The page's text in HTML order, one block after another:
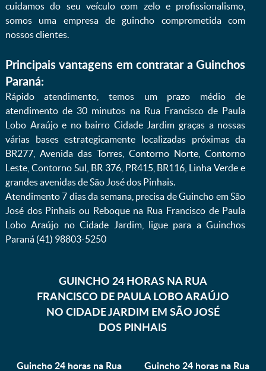
cuidamos do seu veículo com zelo e profissionalismo,
somos uma empresa de guincho comprometida com
nossos clientes.
Principais vantagens em contratar a Guinchos
Paraná:
Rápido atendimento, temos um prazo médio de
atendimento de 30 minutos na Rua Francisco de Paula
Lobo Araújo e no bairro Cidade Jardim graças a nossas
várias bases estrategicamente localizadas próximas da
BR277, Avenida das Torres, Contorno Norte, Contorno
Leste, Contorno Sul, BR 376, PR415, BR116, Linha Verde e
grandes avenidas de São José dos Pinhais.
Atendimento 7 dias da semana, precisa de Guincho em São
José dos Pinhais ou Reboque na Rua Francisco de Paula
Lobo Araújo no Cidade Jardim, ligue para a Guinchos
Paraná (41) 98803-5250
GUINCHO 24 HORAS NA RUA
FRANCISCO DE PAULA LOBO ARAÚJO
NO CIDADE JARDIM EM SÃO JOSÉ
DOS PINHAIS
Guincho 24 horas na Rua
Guincho 24 horas na Rua